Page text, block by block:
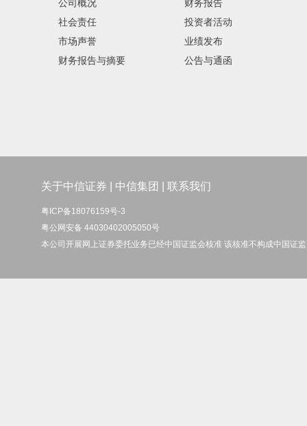
公司概况
社会责任
市场声誉
财务报告与摘要
财务报告
投资者活动
业绩发布
公告与通函
关于中信证券 中信集团 联系我们
粤ICP备18076159号-3
粤公网安备 44030402005050号
本公司开展网上证券委托业务已经中国证监会核准 该核准不构成中国证